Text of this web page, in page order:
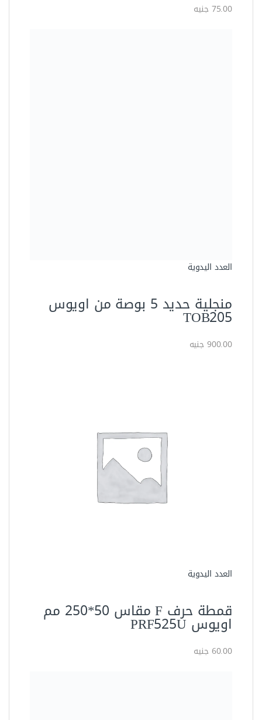
75.00 جنيه
العدد اليدوية
منجلية حديد 5 بوصة من اويوس
TOB205
900.00 جنيه
العدد اليدوية
قمطة حرف F مقاس 50*250 مم
اويوس PRF525U
60.00 جنيه